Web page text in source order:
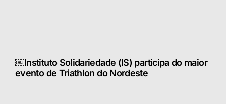
￼Instituto Solidariedade (IS) participa do maior
evento de Triathlon do Nordeste